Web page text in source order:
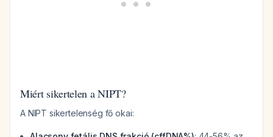
Miért sikertelen a NIPT?
A NIPT sikertelenség fő okai: